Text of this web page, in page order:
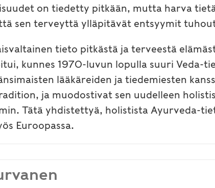
on tiedetty pitkään, mutta harva
sen terveyttä ylläpitävät entsyymit
tieto pitkästä ja terveestä
kunnes 1970-luvun lopulla suuri Veda-
lääkäreiden ja tiedemiesten
ja muodostivat sen uudelleen
Tätä yhdistettyä, holistista Ayurveda-
Euroopassa.